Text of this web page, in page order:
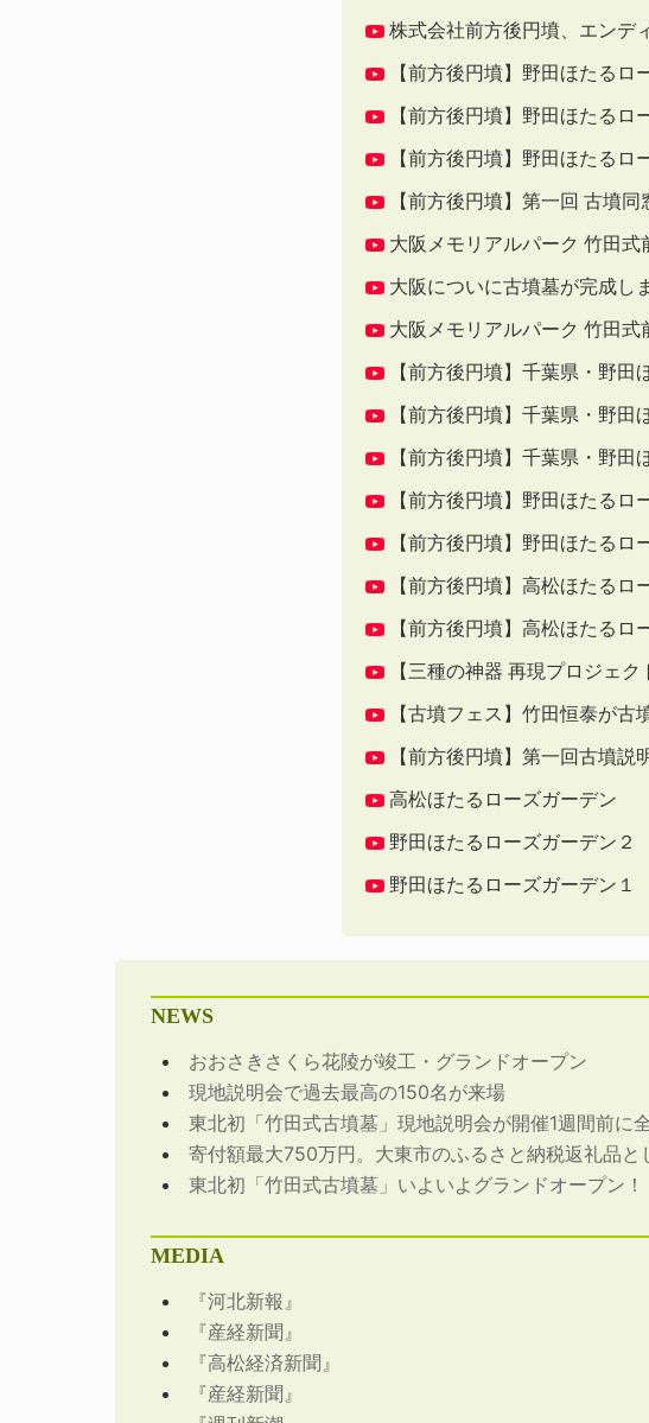
株式会社前方後円墳、エンデ
【前方後円墳】野田ほたる
【前方後円墳】野田ほたる
【前方後円墳】野田ほたる
【前方後円墳】第一回 古墳
大阪メモリアルパーク 竹田
大阪についに古墳墓が完成し
大阪メモリアルパーク 竹田式
【前方後円墳】千葉県・野
【前方後円墳】千葉県・野
【前方後円墳】千葉県・野
【前方後円墳】野田ほたる
【前方後円墳】野田ほたる
【前方後円墳】高松ほたる
【前方後円墳】高松ほたる
【三種の神器 再現プロジェ
【古墳フェス】竹田恒泰が古
【前方後円墳】第一回古墳
高松ほたるローズガーデン
野田ほたるローズガーデン２
野田ほたるローズガーデン１